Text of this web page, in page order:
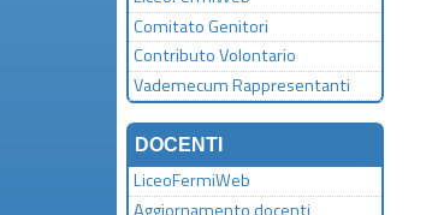
Comitato Genitori
Contributo Volontario
Vademecum Rappresentanti
DOCENTI
LiceoFermiWeb